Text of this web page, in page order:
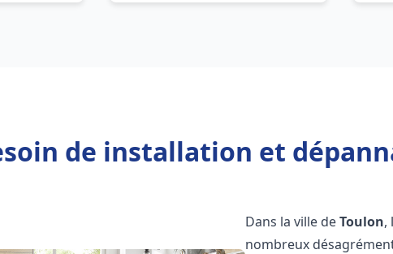
de installation et
Dans la ville deToulon,
nombreux